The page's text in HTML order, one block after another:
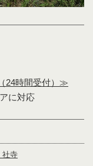
24時間受付）≫
に対応
社寺